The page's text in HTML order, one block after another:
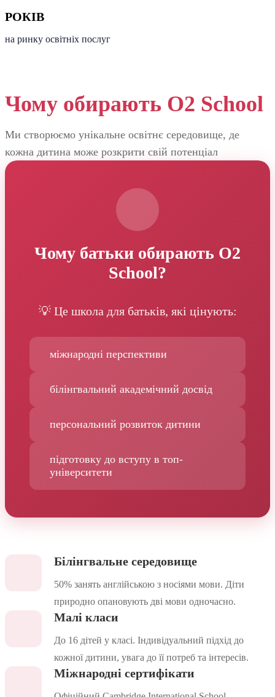
РОКІВ
на ринку освітніх послуг
Чому обирають O2 School
Ми створюємо унікальне освітнє середовище, де
кожна дитина може розкрити свій потенціал
Чому батьки обирають O2
School?
💡 Це школа для батьків, які цінують:
міжнародні перспективи
білінгвальний академічний досвід
персональний розвиток дитини
підготовку до вступу в топ-
університети
Білінгвальне середовище
50% занять англійською з носіями мови. Діти
природно опановують дві мови одночасно.
Малі класи
До 16 дітей у класі. Індивідуальний підхід до
кожної дитини, увага до її потреб та інтересів.
Міжнародні сертифікати